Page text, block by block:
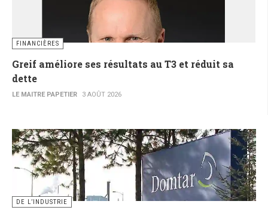
FINANCIÈRES
Greif améliore ses résultats au T3 et réduit sa
dette
LE MAITRE PAPETIER 3 AOÛT 2026
DE L’INDUSTRIE